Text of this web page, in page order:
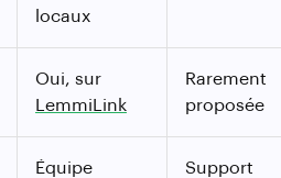
locaux
Oui, sur
LemmiLink
Rarement
proposée
Équipe
Support